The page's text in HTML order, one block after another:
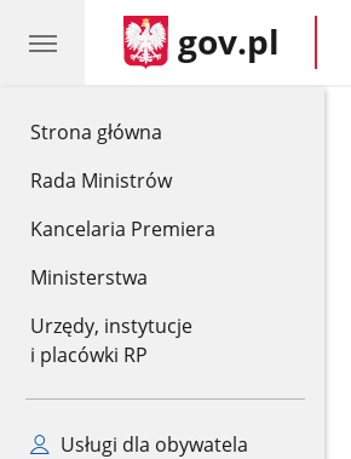
Strona główna
Rada Ministrów
Kancelaria Premiera
Ministerstwa
Urzędy, instytucje
i placówki RP
Usługi dla obywatela
gov.pl